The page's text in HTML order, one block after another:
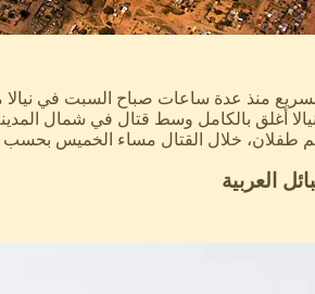
منذ عدة ساعات صباح السبت في
أغلق بالكامل وسط قتال في شمال
خلال القتال مساء الخميس بحسب
العربية